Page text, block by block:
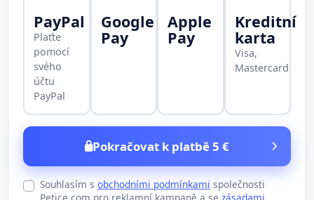
PayPal
Plaťte
pomocí
svého
účtu
PayPal
Google
Pay
Apple
Pay
Kreditní
karta
Visa,
Mastercard
Pokračovat k platbě 5 €
Souhlasím s obchodními podmínkami společnosti